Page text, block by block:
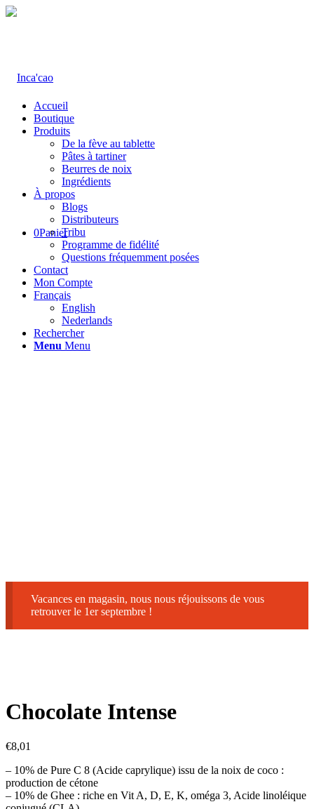
0Panier
Accueil
Boutique
Produits
De la fève au tablette
Pâtes à tartiner
Beurres de noix
Ingrédients
À propos
Blogs
Distributeurs
Tribu
Programme de fidélité
Questions fréquemment posées
Contact
Mon Compte
Français
English
Nederlands
Rechercher
Menu Menu
Vacances en magasin, nous nous réjouissons de vous
retrouver le 1er septembre !
Chocolate Intense
€8,01
– 10% de Pure C 8 (Acide caprylique) issu de la noix de coco :
production de cétone
– 10% de Ghee : riche en Vit A, D, E, K, oméga 3, Acide linoléique